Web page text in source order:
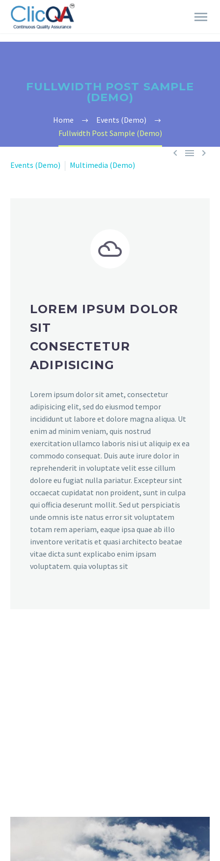
FULLWIDTH POST SAMPLE
(DEMO)
Home
Events (Demo)
Fullwidth Post Sample (Demo)
  
Events (Demo) Multimedia (Demo)


LOREM IPSUM DOLOR
SIT
CONSECTETUR
ADIPISICING
Lorem ipsum dolor sit amet, consectetur
adipisicing elit, sed do eiusmod tempor
incididunt ut labore et dolore magna aliqua. Ut
enim ad minim veniam, quis nostrud
exercitation ullamco laboris nisi ut aliquip ex ea
commodo consequat. Duis aute irure dolor in
reprehenderit in voluptate velit esse cillum
dolore eu fugiat nulla pariatur. Excepteur sint
occaecat cupidatat non proident, sunt in culpa
qui officia deserunt mollit. Sed ut perspiciatis
unde omnis iste natus error sit voluptatem
totam rem aperiam, eaque ipsa quae ab illo
inventore veritatis et quasi architecto beatae
vitae dicta sunt explicabo enim ipsam
voluptatem. quia voluptas sit